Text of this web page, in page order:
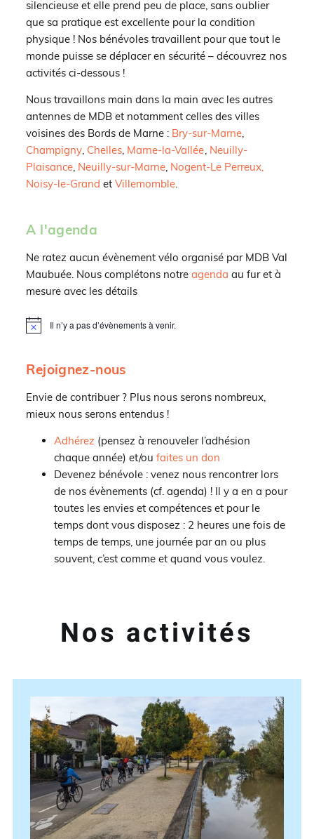
silencieuse et elle prend peu de place, sans oublier
que sa pratique est excellente pour la condition
physique ! Nos bénévoles travaillent pour que tout le
monde puisse se déplacer en sécurité – découvrez nos
activités ci-dessous !
Nous travaillons main dans la main avec les autres
antennes de MDB et notamment celles des villes
voisines des Bords de Marne : Bry-sur-Marne,
Champigny, Chelles, Marne-la-Vallée, Neuilly-
Plaisance, Neuilly-sur-Marne, Nogent-Le Perreux,
Noisy-le-Grand etVillemomble.
A l'agenda
Ne ratez aucun évènement vélo organisé par MDB Val
Maubuée. Nous complétons notreagenda au fur et à
mesure avec les détails
Notice Il n’y a pas d’évènements à venir.
Rejoignez-nous
Envie de contribuer ? Plus nous serons nombreux,
mieux nous serons entendus !
Adhérez (pensez à renouveler l’adhésion
chaque année) et/oufaites un don
Devenez bénévole : venez nous rencontrer lors
de nos évènements (cf. agenda) ! Il y a en a pour
toutes les envies et compétences et pour le
temps dont vous disposez : 2 heures une fois de
temps de temps, une journée par an ou plus
souvent, c’est comme et quand vous voulez.
Nos activités